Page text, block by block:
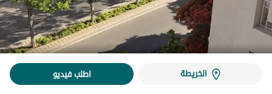
الخريطة اطلب فيديو